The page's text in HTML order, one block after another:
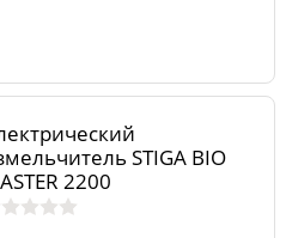
STIGA BIO
2200